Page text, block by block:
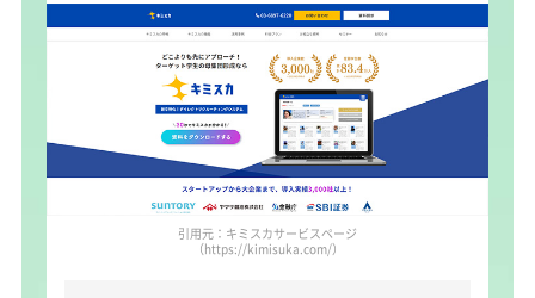
引用元：キミスカサービスページ
（https://kimisuka.com/）